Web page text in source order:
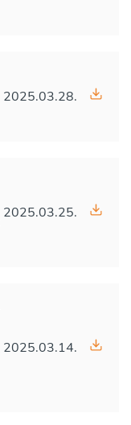
2025.03.28.
2025.03.25.
2025.03.14.